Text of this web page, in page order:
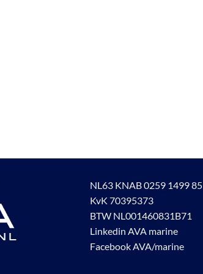
NL63 KNAB 0259 1499 85
KvK 70395373
BTW NL001460831B71
Linkedin AVA marine
Facebook AVA/marine